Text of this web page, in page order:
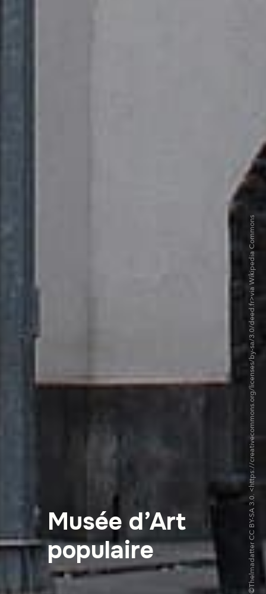
Musée d’Art
populaire
©Thelmadatter CC BY-SA 3.0. <https://creativecommons.org/licenses/by-sa/3.0/deed.fr>via Wikipedia Commons